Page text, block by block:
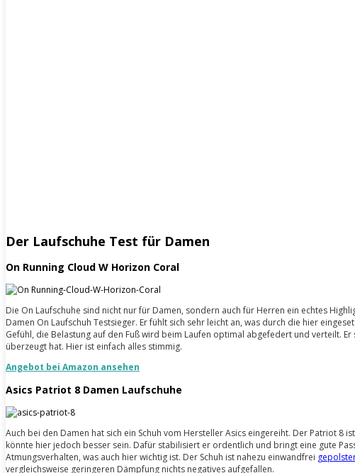
Der Laufschuhe Test für Damen
On Running Cloud W Horizon Coral
Die On Laufschuhe sind nicht nur für Damen, sondern auch für Herren ein echtes
Damen On Laufschuh Testsieger. Er fühlt sich sehr leicht an, was durch die hier
Gefühl, die Belastung auf den Fuß wird beim Laufen optimal abgefedert und verteilt.
überzeugt hat. Hier ist einfach alles stimmig.
Angebot bei Amazon ansehen
Asics Patriot 8 Damen Laufschuhe
Auch bei den Damen hat sich ein Schuh vom Hersteller Asics eingereiht. Der Patriot
könnte hier jedoch besser sein. Dafür stabilisiert er ordentlich und bringt eine gute
Atmungsverhalten, was auch hier wichtig ist. Der Schuh ist nahezu einwandfrei
vergleichsweise geringeren Dämpfung nichts negatives aufgefallen.